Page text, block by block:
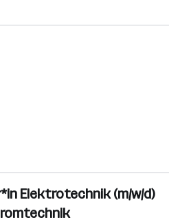
Elektrotechnik (m/w/d)